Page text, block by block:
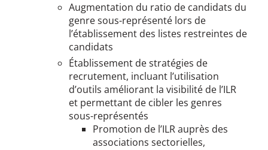
Augmentation du ratio de candidats du
genre sous-représenté lors de
l’établissement des listes restreintes de
candidats
Établissement de stratégies de
recrutement, incluant l’utilisation
d’outils améliorant la visibilité de l’ILR
et permettant de cibler les genres
sous-représentés
Promotion de l’ILR auprès des
associations sectorielles,